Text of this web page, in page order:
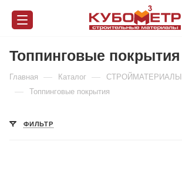
Топпинговые покрытия
Главная — Каталог — СТРОЙМАТЕРИАЛЫ
— Топпинговые покрытия
ФИЛЬТР